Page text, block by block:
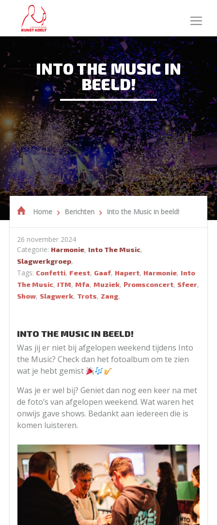
INTO THE MUSIC IN
BEELD!
Home Berichten Into the Music in beeld!
26 november 2024
Categorie: Harmonie, Into The Music,
Slagwerkgroep,
Tags: Confetti, Feest, Gaaf, Hapert, Harmonie, Into
The Music, ITM, Mfa, Muziek, Promsconcert, Sfeer,
Show, Slagwerk, Trots, Zang,
INTO THE MUSIC IN BEELD!
Was jij er niet bij afgelopen weekend tijdens Into
the Music? Check dan het fotoalbum om te zien
wat je hebt gemist
Was je er wel bij? Geniet dan nog een keer na met
de foto’s van afgelopen weekend. Wat waren het
onwijs gave shows. Bedankt aan iedereen die is
komen luisteren.